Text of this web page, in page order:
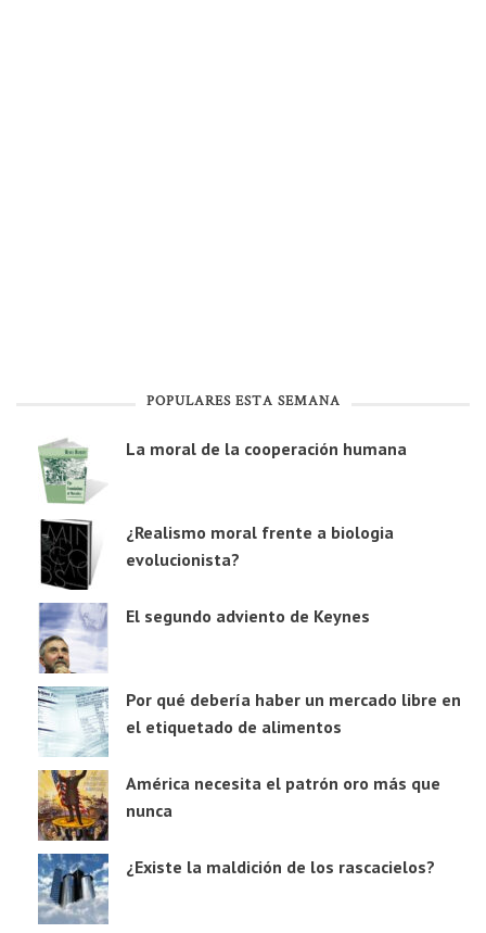
POPULARES ESTA SEMANA
La moral de la cooperación humana
¿Realismo moral frente a biologia
evolucionista?
El segundo adviento de Keynes
Por qué debería haber un mercado libre en
el etiquetado de alimentos
América necesita el patrón oro más que
nunca
¿Existe la maldición de los rascacielos?